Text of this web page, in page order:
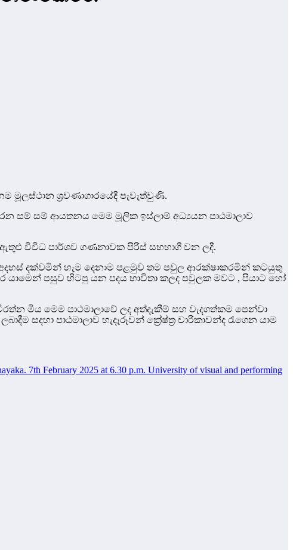
මූලස්ථාන ශ්‍රවණාගාරයේදී පැවැත්වුණි.
සම් සම් ආයතනය මෙම මූලික ඉස්ලාම් අධ්‍යයන පාඨමාලාව
ඇතුළු විවිධ පාර්ශව ගණනාවක පිරිස් සහභාගී වන ලදී.
අදහස් දක්වමින් හැම දෙනාම පළමුව තම පවුල ආරක්ෂාකරමින් කටයුතු
පසුව හිටපු යන පදය භාවිතා කලද පවුලක මවට , පියාට හෝ
මිය මෙම පාථමාලාවේ ලද අත්දැකීම් සහ වැදගත්කම පෙන්වා
සදහා පාඨමාලාව හැදෑරූවන් ක්‍රේෂ්ත්‍ර චාරිකාවන්ද රැගෙන යාම
February 2025 at 6.30 p.m. University of visual and performing